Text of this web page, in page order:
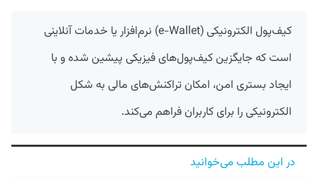
کیف‌پول الکترونیکی (e-Wallet) نرم‌افزار یا خدمات آنلاینی
است که جایگزین کیف‌پول‌های فیزیکی پیشین شده و با
ایجاد بستری امن، امکان تراکنش‌های مالی به شکل
الکترونیکی را برای کاربران فراهم می‌کند.
در این مطلب می‌خوانید